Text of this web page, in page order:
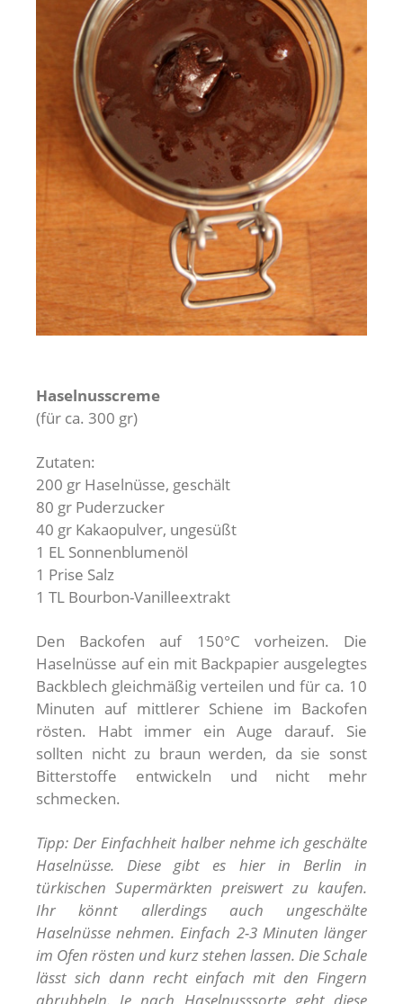
Haselnusscreme
(für ca. 300 gr)
Zutaten:
200 gr Haselnüsse, geschält
80 gr Puderzucker
40 gr Kakaopulver, ungesüßt
1 EL Sonnenblumenöl
1 Prise Salz
1 TL Bourbon-Vanilleextrakt
Den Backofen auf 150°C vorheizen. Die
Haselnüsse auf ein mit Backpapier ausgelegtes
Backblech gleichmäßig verteilen und für ca. 10
Minuten auf mittlerer Schiene im Backofen
rösten. Habt immer ein Auge darauf. Sie
sollten nicht zu braun werden, da sie sonst
Bitterstoffe entwickeln und nicht mehr
schmecken.
Tipp: Der Einfachheit halber nehme ich geschälte
Haselnüsse. Diese gibt es hier in Berlin in
türkischen Supermärkten preiswert zu kaufen.
Ihr könnt allerdings auch ungeschälte
Haselnüsse nehmen. Einfach 2-3 Minuten länger
im Ofen rösten und kurz stehen lassen. Die Schale
lässt sich dann recht einfach mit den Fingern